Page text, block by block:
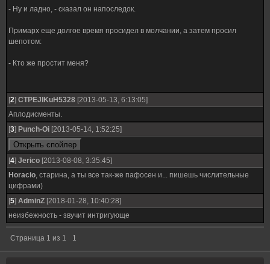
- Ну и ладно, - сказал он напоследок.
Примарх еще долгое время просидел в молчании, а затем просил
шепотом:
- Кто же простит меня?
[2] CTPEJIKuH5328 [2013-05-13, 6:13:05]
Аплодисменты.
[3] Punch-Oi [2013-05-14, 1:52:25]
[4] Jerico [2013-08-08, 3:35:45]
Horacio, старина, а ты все так-же пафосен и... пишешь числительные
цифрами)
[5] AdminZ [2018-01-28, 10:40:28]
неизбежность - звучит интригующе
Страница 1 из 1 1